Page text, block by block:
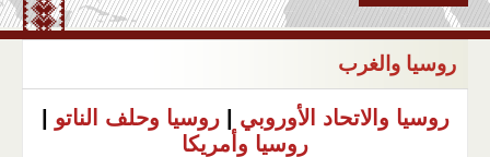
روسيا والغرب
روسيا والاتحاد الأوروبي |روسيا وحلف الناتو
روسيا وأمريكا